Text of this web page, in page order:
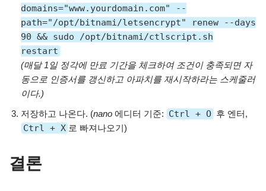
domains="www.yourdomain.com" --
path="/opt/bitnami/letsencrypt" renew --days
90 && sudo /opt/bitnami/ctlscript.sh
restart
(매달 1일 정각에 만료 기간을 체크하여 조건이 충족되면 자
동으로 인증서를 갱신하고 아파치를 재시작하라는 스케줄러
이다.)
저장하고 나온다. (nano 에디터 기준: Ctrl + O 후 엔터,
Ctrl + X 로 빠져나오기)
결론